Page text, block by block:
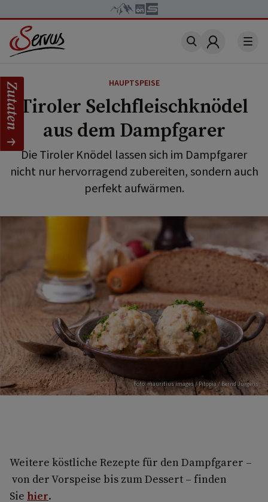
Account
HAUPTSPEISE
Tiroler Selchfleischknödel
aus dem Dampfgarer
Die Tiroler Knödel lassen sich im Dampfgarer
nicht nur hervorragend zubereiten, sondern auch
perfekt aufwärmen.
Foto: mauritius images / Pitopia / Bernd Jürgens
Weitere köstliche Rezepte für den Dampfgarer –
von der Vorspeise bis zum Dessert – finden
Sie hier.
Zutaten